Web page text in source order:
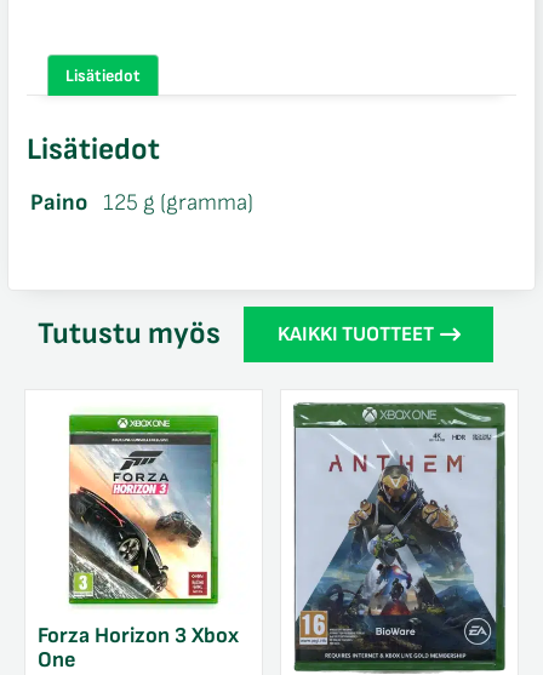
Lisätiedot
Lisätiedot
Paino 125 g (gramma)
Tutustu myös KAIKKI TUOTTEET
Forza Horizon 3 Xbox
One